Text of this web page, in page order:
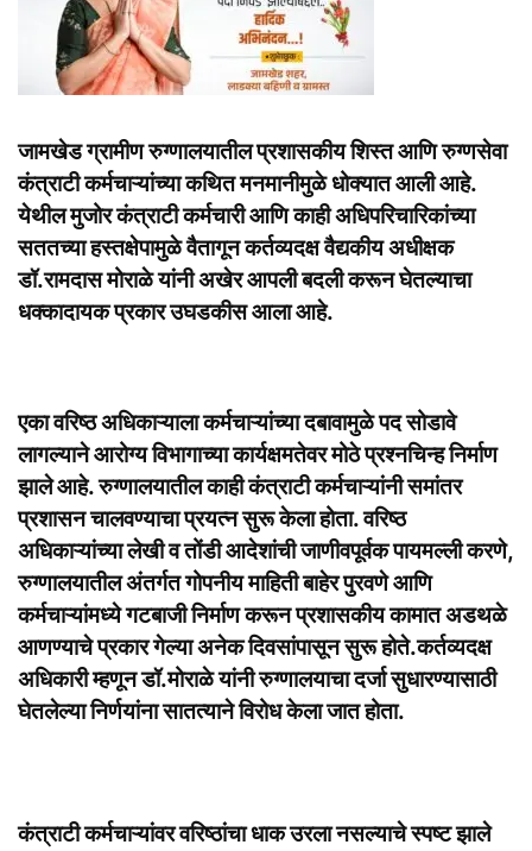
जामखेड ग्रामीण रुग्णालयातील प्रशासकीय शिस्त आणि रुग्णसेवा
कंत्राटी कर्मचाऱ्यांच्या कथित मनमानीमुळे धोक्यात आली आहे.
येथील मुजोर कंत्राटी कर्मचारी आणि काही अधिपरिचारिकांच्या
सततच्या हस्तक्षेपामुळे वैतागून कर्तव्यदक्ष वैद्यकीय अधीक्षक
डॉ.रामदास मोराळे यांनी अखेर आपली बदली करून घेतल्याचा
धक्कादायक प्रकार उघडकीस आला आहे.
एका वरिष्ठ अधिकाऱ्याला कर्मचाऱ्यांच्या दबावामुळे पद सोडावे
लागल्याने आरोग्य विभागाच्या कार्यक्षमतेवर मोठे प्रश्नचिन्ह निर्माण
झाले आहे. रुग्णालयातील काही कंत्राटी कर्मचाऱ्यांनी समांतर
प्रशासन चालवण्याचा प्रयत्न सुरू केला होता. वरिष्ठ
अधिकाऱ्यांच्या लेखी व तोंडी आदेशांची जाणीवपूर्वक पायमल्ली करणे,
रुग्णालयातील अंतर्गत गोपनीय माहिती बाहेर पुरवणे आणि
कर्मचाऱ्यांमध्ये गटबाजी निर्माण करून प्रशासकीय कामात अडथळे
आणण्याचे प्रकार गेल्या अनेक दिवसांपासून सुरू होते.कर्तव्यदक्ष
अधिकारी म्हणून डॉ.मोराळे यांनी रुग्णालयाचा दर्जा सुधारण्यासाठी
घेतलेल्या निर्णयांना सातत्याने विरोध केला जात होता.
कंत्राटी कर्मचाऱ्यांवर वरिष्ठांचा धाक उरला नसल्याचे स्पष्ट झाले